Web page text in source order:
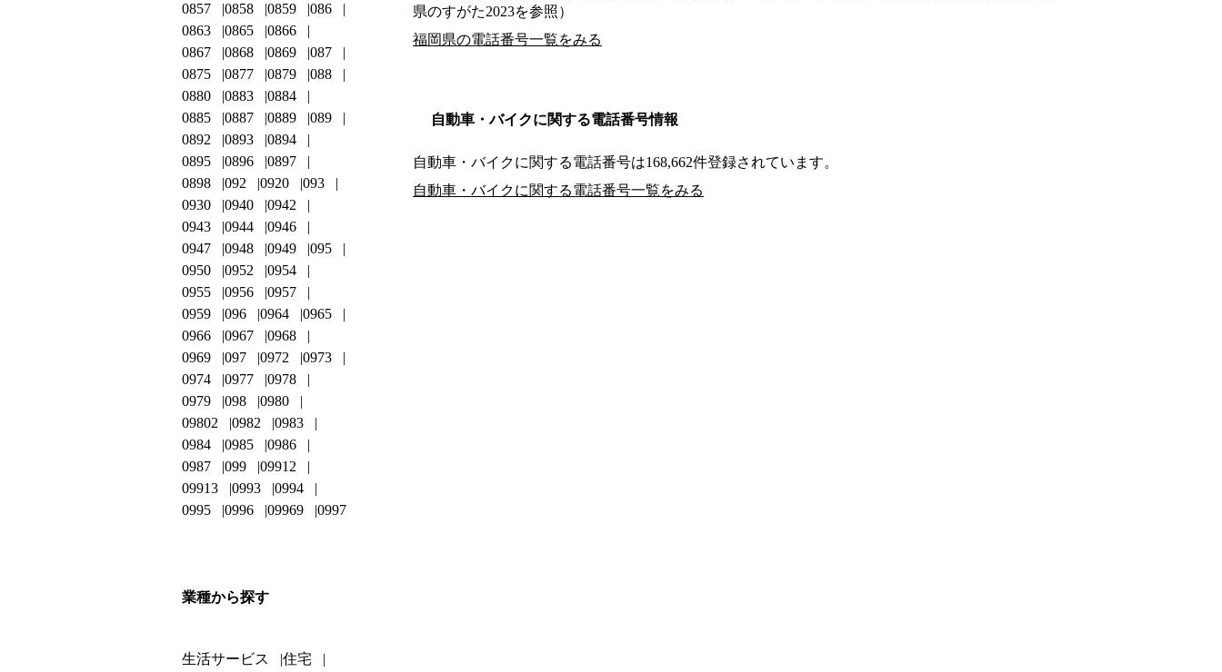
県のすがた2023を参照）
福岡県の電話番号一覧をみる
自動車・バイクに関する電話番号情報
自動車・バイクに関する電話番号は168,662件登録されています。
自動車・バイクに関する電話番号一覧をみる
0857
0858 0859
086
0863
0865
0866
0867
0868 0869
087
0875
0877 0879
088
0880
0883
0884
0885
0887 0889
089
0892
0893
0894
0895
0896
0897
0898
092 0920
093
0930
0940
0942
0943
0944
0946
0947
0948 0949
095
0950
0952
0954
0955
0956
0957
0959
096 0964
0965
0966
0967
0968
0969
097 0972
0973
0974
0977
0978
0979
098
0980
09802
0982
0983
0984
0985
0986
0987
099
09912
09913
0993
0994
0995
0996 09969 0997
業種から探す
生活サービス 住宅